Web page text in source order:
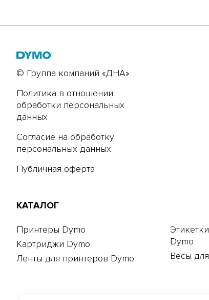
© Группа компаний «ДНА»
Политика в отношении
обработки персональных
данных
Согласие на обработку
персональных данных
Публичная оферта
КАТАЛОГ
Принтеры Dymo
Картриджи Dymo
Ленты для принтеров Dymo
Dymo
Весы